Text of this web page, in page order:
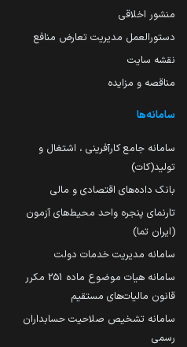
منشور اخلاقی
دستورالعمل مدیریت تعارض منافع
نقشه سایت
مناقصه و مزایده
سامانه‌ها
سامانه جامع کارآفرینی ، اشتغال و
تولید(کات)
بانک داده‌های اقتصادی و مالی
تارنمای پنجره واحد محیط‌های آزمون
(ایران تما)
سامانه مدیریت خدمات دولت
سامانه هیات موضوع ماده 251 مکرر
قانون مالیات‌های مستقیم
سامانه تشخیص صلاحیت حسابداران
رسمی